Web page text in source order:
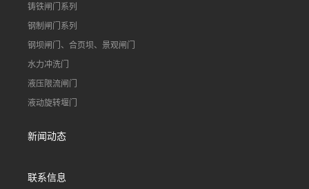
铸铁闸门系列
钢制闸门系列
钢坝闸门、合页坝、景观闸门
水力冲洗门
液压限流闸门
液动旋转堰门
新闻动态
联系信息